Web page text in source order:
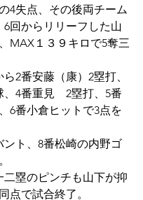
4失点、その後両チーム
6回からリリーフした山
MAX１３９キロで5奪三
2番安藤（康）2塁打、
4番重見　2塁打、5番
6番小倉ヒットで3点を
ント、8番松崎の内野ゴ
二塁のピンチも山下が抑
点で試合終了。